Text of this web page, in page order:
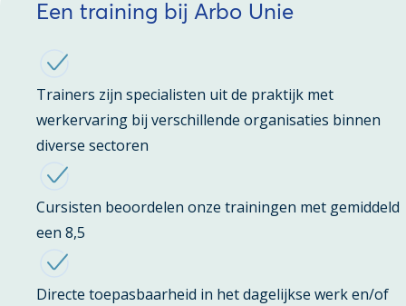
Een training bij Arbo Unie
Trainers zijn specialisten uit de praktijk met
werkervaring bij verschillende organisaties binnen
diverse sectoren
Cursisten beoordelen onze trainingen met gemiddeld
een 8,5
Directe toepasbaarheid in het dagelijkse werk en/of